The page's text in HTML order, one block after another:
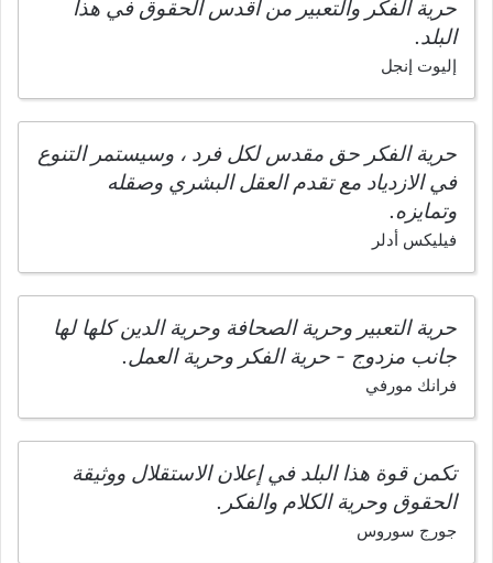
حرية الفكر والتعبير من أقدس الحقوق في هذا
البلد.
إليوت إنجل
حرية الفكر حق مقدس لكل فرد ، وسيستمر التنوع
في الازدياد مع تقدم العقل البشري وصقله
وتمايزه.
فيليكس أدلر
حرية التعبير وحرية الصحافة وحرية الدين كلها لها
جانب مزدوج - حرية الفكر وحرية العمل.
فرانك مورفي
تكمن قوة هذا البلد في إعلان الاستقلال ووثيقة
الحقوق وحرية الكلام والفكر.
جورج سوروس